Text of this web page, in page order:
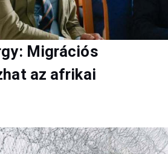
Migrációs
az afrikai